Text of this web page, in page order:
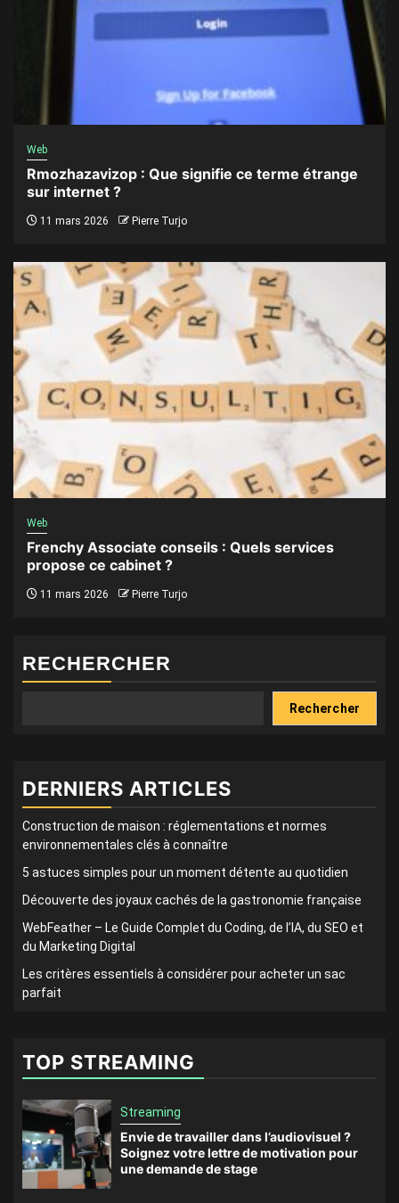
Web
Rmozhazavizop : Que signifie ce terme étrange
sur internet ?
11 mars 2026 Pierre Turjo
Web
Frenchy Associate conseils : Quels services
propose ce cabinet ?
11 mars 2026 Pierre Turjo
RECHERCHER
Rechercher
DERNIERS ARTICLES
Construction de maison : réglementations et normes
environnementales clés à connaître
5 astuces simples pour un moment détente au quotidien
Découverte des joyaux cachés de la gastronomie française
WebFeather – Le Guide Complet du Coding, de l’IA, du SEO et
du Marketing Digital
Les critères essentiels à considérer pour acheter un sac
parfait
TOP STREAMING
Streaming
Envie de travailler dans l’audiovisuel ?
Soignez votre lettre de motivation pour
une demande de stage